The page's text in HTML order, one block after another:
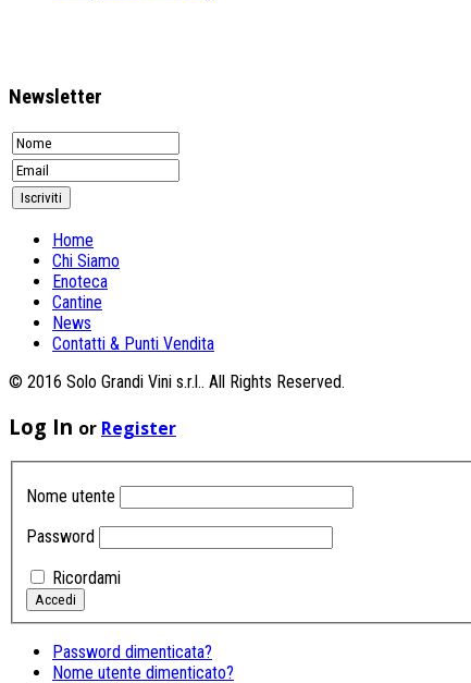
Newsletter
Home
Chi Siamo
Enoteca
Cantine
News
Contatti & Punti Vendita
© 2016 Solo Grandi Vini s.r.l.. All Rights Reserved.
Log In or Register
Nome utente
Password
Ricordami
Password dimenticata?
Nome utente dimenticato?